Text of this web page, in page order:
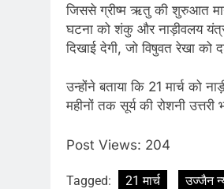
जिससे ग्रीष्म ऋतु की शुरुआत
घटना को शंकु और नाड़ीवलय
दिखाई देगी, जो विषुवत रेखा को
उन्होंने बताया कि 21 मार्च को
महीनों तक सूर्य की रोशनी
Post Views: 204
Tagged: 21 मार्च उज्जैन